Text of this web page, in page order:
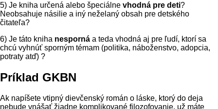
5) Je kniha určená alebo špeciálne vhodná pre deti?
Neobsahuje násilie a iný neželaný obsah pre detského
čitateľa?
6) Je táto kniha nesporná a teda vhodná aj pre ľudí, ktorí sa
chcú vyhnúť sporným témam (politika, náboženstvo, adopcia,
potraty atď) ?
Príklad GKBN
Ak napíšete vtipný dievčenský román o láske, ktorý do deja
nebude vnášať žiadne komplikované filozofovanie, už máte